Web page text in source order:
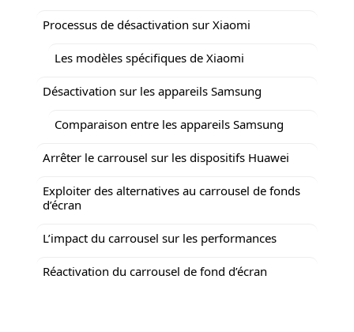
Processus de désactivation sur Xiaomi
Les modèles spécifiques de Xiaomi
Désactivation sur les appareils Samsung
Comparaison entre les appareils Samsung
Arrêter le carrousel sur les dispositifs Huawei
Exploiter des alternatives au carrousel de fonds
d’écran
L’impact du carrousel sur les performances
Réactivation du carrousel de fond d’écran